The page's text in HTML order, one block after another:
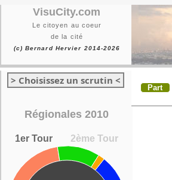
VisuCity.com
Le citoyen au coeur
de la cité
(c) Bernard Hervier 2014-2026
> Choisissez un scrutin <
Régionales 2010
1er Tour 2ème Tour
Part